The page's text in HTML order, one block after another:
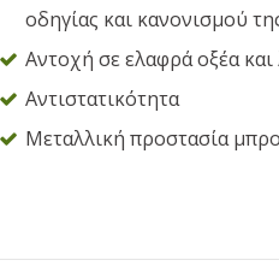
οδηγίας και κανονισμού
Αντοχή σε ελαφρά οξέα και
Αντιστατικότητα
Μεταλλική προστασία